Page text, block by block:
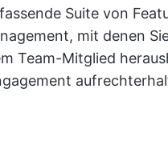
Suite von
mit denen
Team-Mitglied